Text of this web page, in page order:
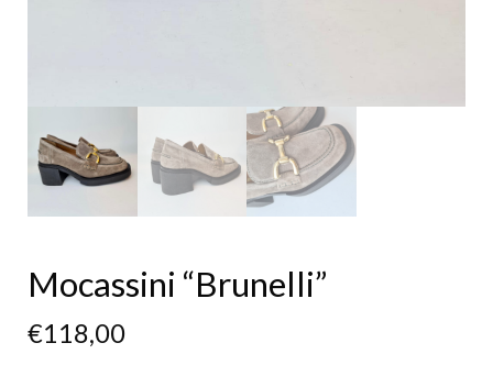
Mocassini “Brunelli”
€118,00